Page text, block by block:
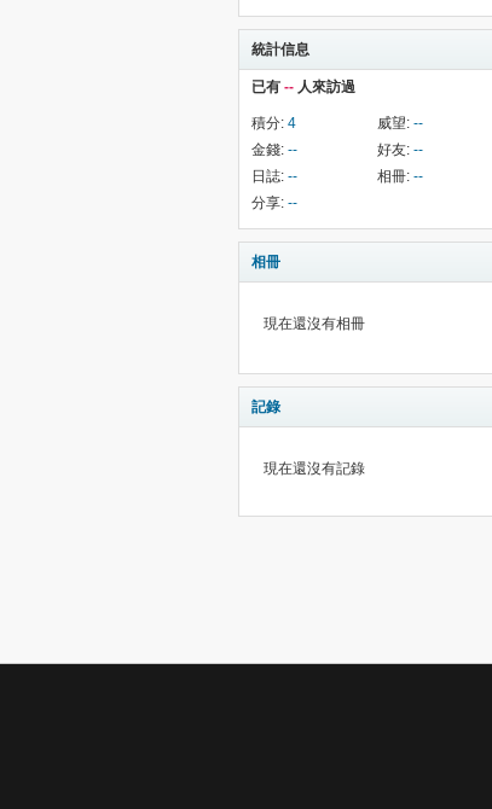
統計信息
已有 -- 人來訪過
積分: 4 威望: --
金錢: -- 好友: --
日誌: -- 相冊: --
分享: --
相冊
現在還沒有相冊
記錄
現在還沒有記錄